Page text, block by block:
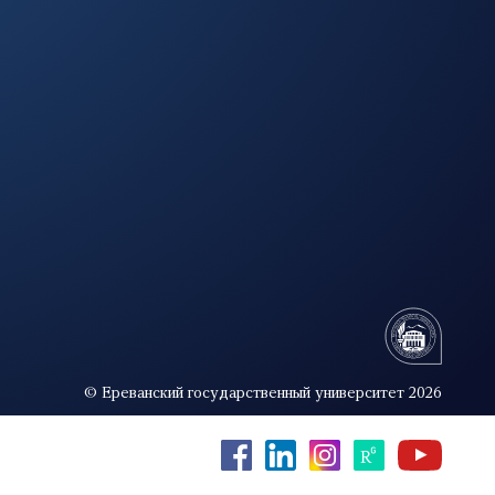
© Ереванский государственный университет 2026